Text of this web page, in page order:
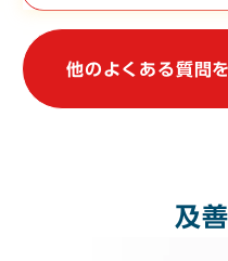
関東地方で常時販売している
野駅や大宮駅での物産展に出
他のよくある質問
及